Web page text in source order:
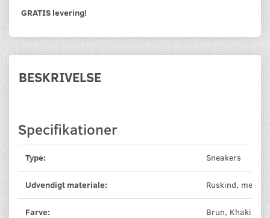
GRATIS levering!
BESKRIVELSE
Specifikationer
Type: Sneakers
Udvendigt materiale: Ruskind, mesh
Farve: Brun, Khaki,